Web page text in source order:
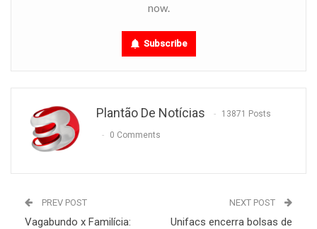
now.
Subscribe
Plantão De Notícias 13871 Posts
0 Comments
PREV POST
Vagabundo x Familícia:
NEXT POST
Unifacs encerra bolsas de